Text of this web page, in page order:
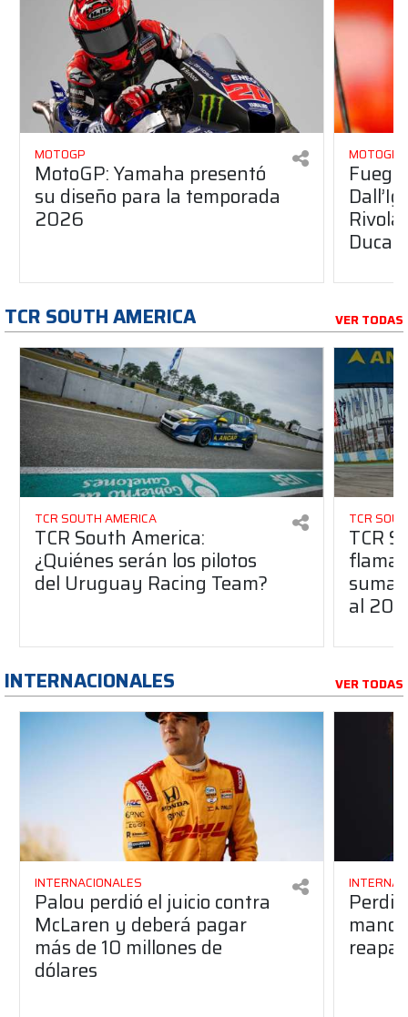
MOTOGP
MotoGP: Yamaha presentó
su diseño para la temporada
2026
MOTOGP
Ducati
TCR SOUTH AMERICA VER TODAS
TCR SOUTH AMERICA
TCR South America:
¿Quiénes serán los pilotos
del Uruguay Racing Team?
TCR
TCR
suma
al
INTERNACIONALES VER TODAS
INTERNACIONALES
Palou perdió el juicio contra
McLaren y deberá pagar
más de 10 millones de
dólares